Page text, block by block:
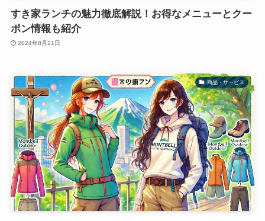
すき家ランチの魅力徹底解説！お得なメニューとクー
ポン情報も紹介
2024年8月21日
商品・サービス